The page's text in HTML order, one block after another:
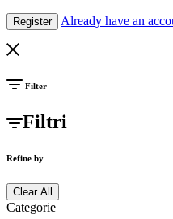
Register Already have an
Filter
Filtri
Refine by
Clear All
Categorie